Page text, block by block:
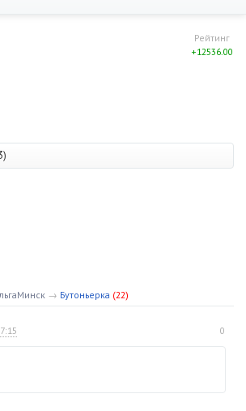
Рейтинг
+12536.00
→ Бутоньерка (22)
0